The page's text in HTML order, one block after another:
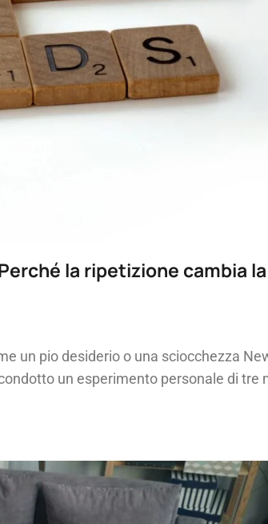
la ripetizione cambia la
un pio desiderio o una sciocchezza
un esperimento personale di tre